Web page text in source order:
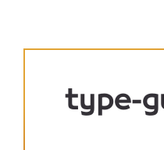
type-